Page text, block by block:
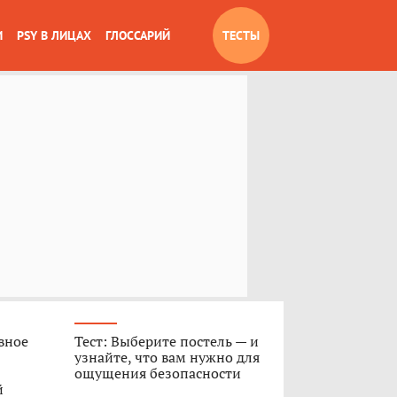
PSY В ЛИЦАХ ГЛОССАРИЙ ТЕСТЫ
Тест: Выберите постель — и
узнайте, что вам нужно для
ощущения безопасности